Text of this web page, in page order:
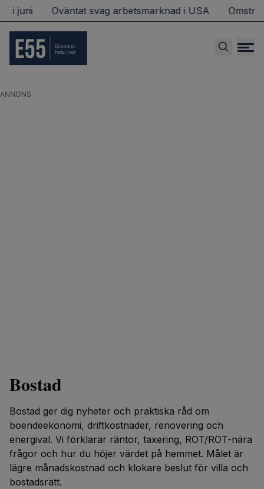
Oväntat svag arbetsmarknad i USA Omstridd
ANNONS
Bostad
Bostad ger dig nyheter och praktiska råd om
boendeekonomi, driftkostnader, renovering och
energival. Vi förklarar räntor, taxering, ROT/ROT-nära
frågor och hur du höjer värdet på hemmet. Målet är
lägre månadskostnad och klokare beslut för villa och
bostadsrätt.